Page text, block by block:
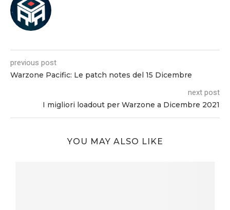
previous post
Warzone Pacific: Le patch notes del 15 Dicembre
next post
I migliori loadout per Warzone a Dicembre 2021
YOU MAY ALSO LIKE